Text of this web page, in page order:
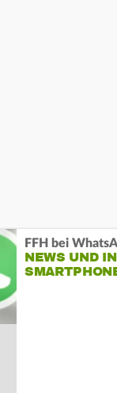
FFH bei
NEWS UND